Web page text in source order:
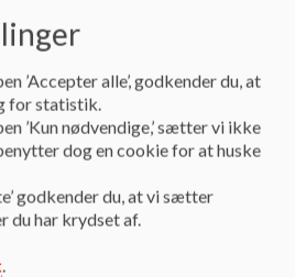
’Accepter alle’, godkender du, at
for statistik.
’Kun nødvendige,’ sætter vi ikke
dog en cookie for at huske
godkender du, at vi sætter
du har krydset af.
.